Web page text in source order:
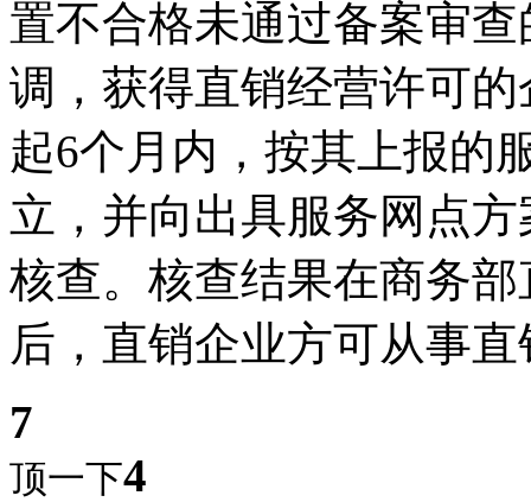
置不合格未通过备案审
调，获得直销经营许可
起6个月内，按其上报的
立，并向出具服务网点
核查。核查结果在商务
后，直销企业方可从事
7
顶一下4